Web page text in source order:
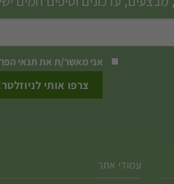
אני מאשר/ת אתתנאי
עמודי אתר